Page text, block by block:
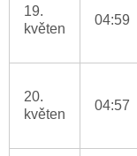
19.
květen
04:59
20.
květen
04:57